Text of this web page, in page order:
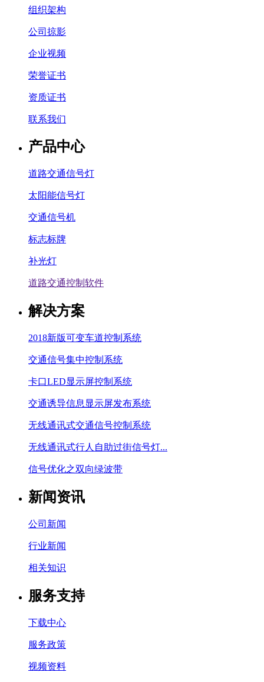
组织架构
公司掠影
企业视频
荣誉证书
资质证书
联系我们
产品中心
道路交通信号灯
太阳能信号灯
交通信号机
标志标牌
补光灯
道路交通控制软件
解决方案
2018新版可变车道控制系统
交通信号集中控制系统
卡口LED显示屏控制系统
交通诱导信息显示屏发布系统
无线通讯式交通信号控制系统
无线通讯式行人自助过街信号灯...
信号优化之双向绿波带
新闻资讯
公司新闻
行业新闻
相关知识
服务支持
下载中心
服务政策
视频资料